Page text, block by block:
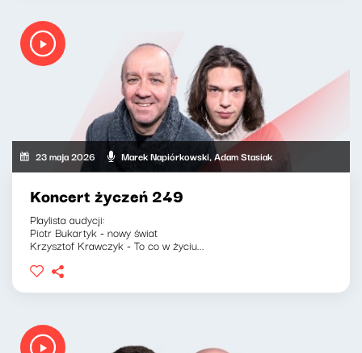
23 maja 2026 Marek Napiórkowski, Adam Stasiak
Koncert życzeń 249
Playlista audycji:
Piotr Bukartyk - nowy świat
Krzysztof Krawczyk - To co w życiu...